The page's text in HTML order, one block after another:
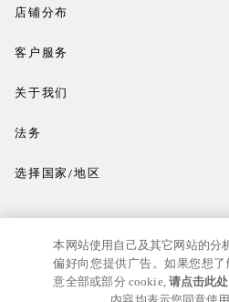
店铺分布
客户服务
关于我们
法务
点击此处选择国家/地区和语言。
选择国家/地区
本网站使用自己及其它网站的分
偏好向您提供广告。如果您想
意全部或部分 cookie,请点击此处